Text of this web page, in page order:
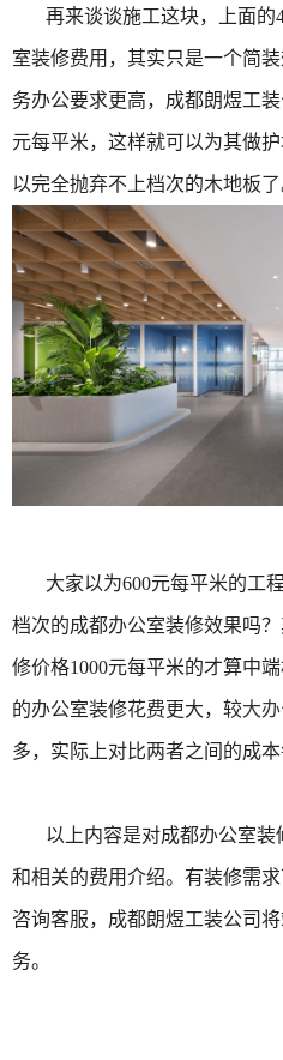
再来谈谈施工这块，上面的
室装修费用，其实只是一个简
务办公要求更高，成都朗煜工
元每平米，这样就可以为其做
以完全抛弃不上档次的木地板了
大家以为600元每平米的工
档次的成都办公室装修效果吗
修价格1000元每平米的才算中
的办公室装修花费更大，较大
多，实际上对比两者之间的成本
以上内容是对成都办公室
和相关的费用介绍。有装修需
咨询客服，成都朗煜工装公司
务。